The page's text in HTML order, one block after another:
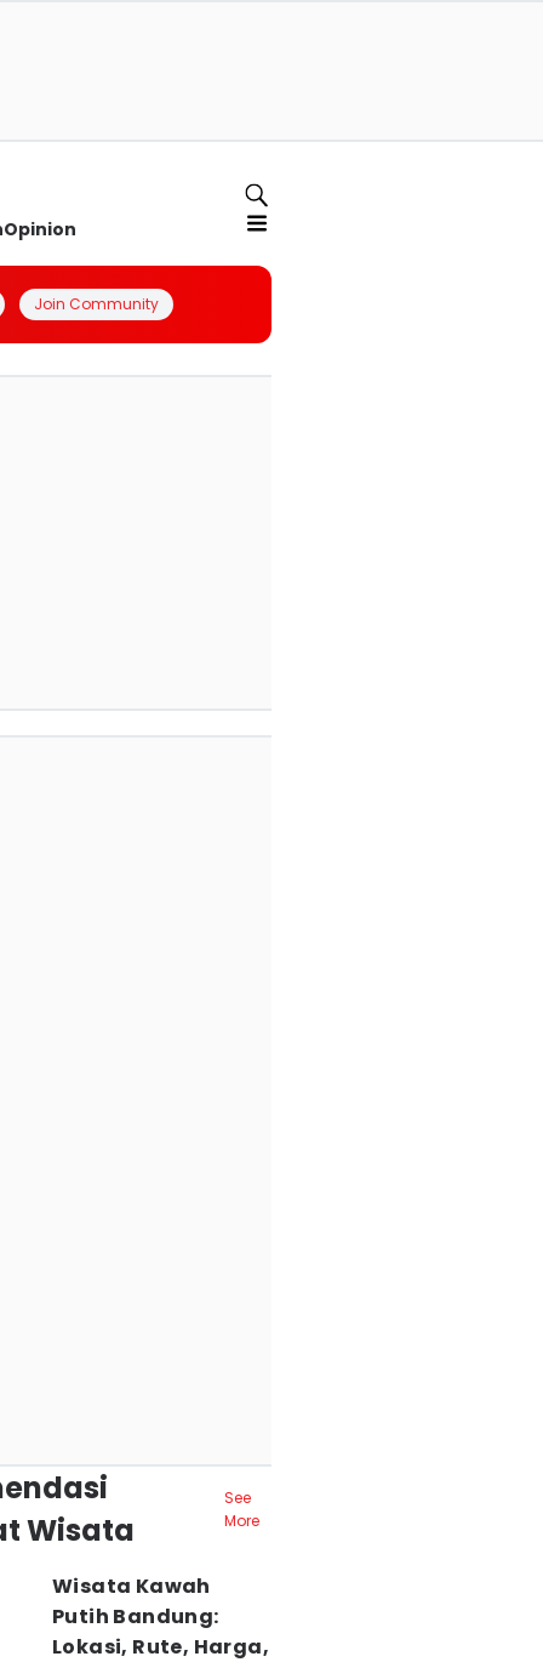
Opinion
Join Community
Wisata
See
More
Wisata Kawah
Putih Bandung:
Lokasi, Rute, Harga,